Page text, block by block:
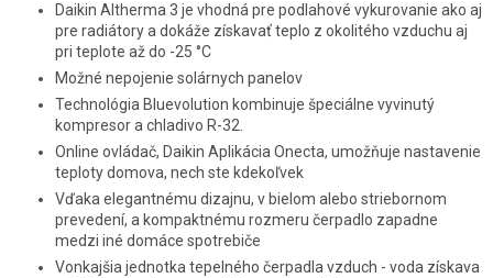
Daikin Altherma 3 je vhodná pre podlahové vykurovanie ako aj
pre radiátory a dokáže získavať teplo z okolitého vzduchu aj
pri teplote až do -25 °C
Možné nepojenie solárnych panelov
Technológia Bluevolution kombinuje špeciálne vyvinutý
kompresor a chladivo R-32.
Online ovládač, Daikin Aplikácia Onecta, umožňuje nastavenie
teploty domova, nech ste kdekoľvek
Vďaka elegantnému dizajnu, v bielom alebo striebornom
prevedení, a kompaktnému rozmeru čerpadlo zapadne
medzi iné domáce spotrebiče
Vonkajšia jednotka tepelného čerpadla vzduch - voda získava